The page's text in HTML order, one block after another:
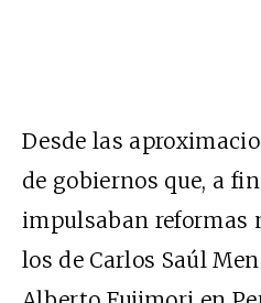
Desde las
de gobiernos que, a
impulsaban reformas
los de Carlos Saúl